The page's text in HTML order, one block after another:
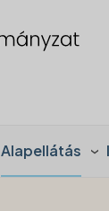
Alapellátás